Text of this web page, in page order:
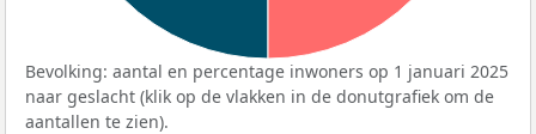
Bevolking: aantal en percentage inwoners op 1 januari 2025
naar geslacht (klik op de vlakken in de donutgrafiek om de
aantallen te zien).